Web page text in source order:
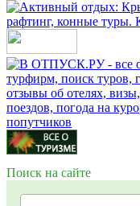
Поиск на сайте